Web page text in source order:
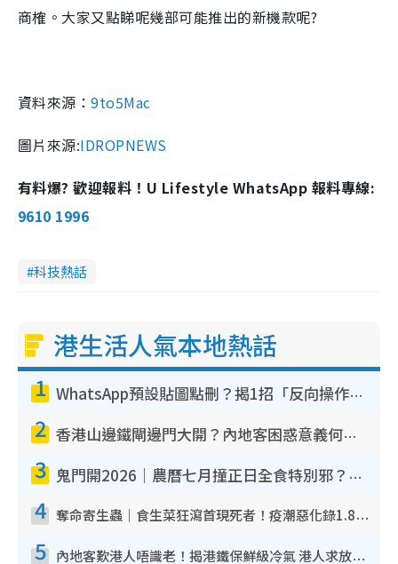
商榷。大家又點睇呢幾部可能推出的新機款呢?
資料來源：9to5Mac
圖片來源:IDROPNEWS
有料爆? 歡迎報料！U Lifestyle WhatsApp 報料專線:
9610 1996
科技熱話
港生活人氣本地熱話
1 WhatsApp預設貼圖點刪？揭1招「反向操作」還原簡潔介面 附3步實測教學
2 香港山邊鐵閘邊門大開？內地客困惑意義何在！網民神回覆：呢種叫法理性防禦
3 鬼門開2026｜農曆七月撞正日全食特別邪？專家警告切忌做一事！揭4大禁忌+2招保平安
4 奪命寄生蟲｜食生菜狂瀉首現死者！疫潮惡化錄1.8萬宗病例 揭洗菜3大謬誤
5 內地客歎港人唔識老！揭港鐵保鮮級冷氣 港人求放過：咪投訴